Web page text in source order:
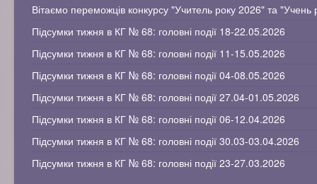
Вітаємо переможців конкурсу "Учитель року 2026" та "Учень
Підсумки тижня в КГ № 68: головні події 18-22.05.2026
Підсумки тижня в КГ № 68: головні події 11-15.05.2026
Підсумки тижня в КГ № 68: головні події 04-08.05.2026
Підсумки тижня в КГ № 68: головні події 27.04-01.05.2026
Підсумки тижня в КГ № 68: головні події 06-12.04.2026
Підсумки тижня в КГ № 68: головні події 30.03-03.04.2026
Підсумки тижня в КГ № 68: головні події 23-27.03.2026